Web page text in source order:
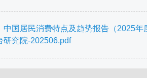
中国居民消费特点及趋势报告（2025年
研究院-202506.pdf